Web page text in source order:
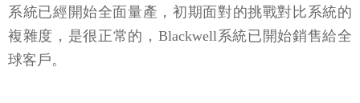
系統已經開始全面量產，初期面對的挑戰對比系統的
複雜度，是很正常的，Blackwell系統已開始銷售給全
球客戶。